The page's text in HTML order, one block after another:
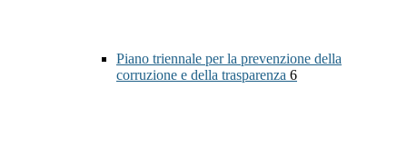
Piano triennale per la prevenzione della
corruzione e della trasparenza 6